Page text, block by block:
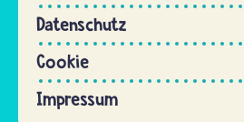
Datenschutz
Cookie
Impressum